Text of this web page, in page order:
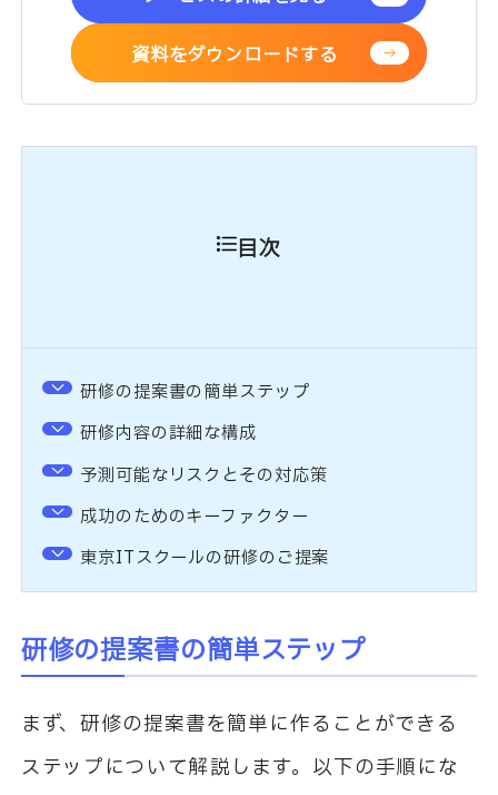
資料をダウンロードする
目次
研修の提案書の簡単ステップ
研修内容の詳細な構成
予測可能なリスクとその対応策
成功のためのキーファクター
東京ITスクールの研修のご提案
研修の提案書の簡単ステップ
まず、研修の提案書を簡単に作ることができる
ステップについて解説します。以下の手順にな